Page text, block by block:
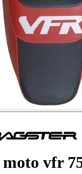
moto vfr